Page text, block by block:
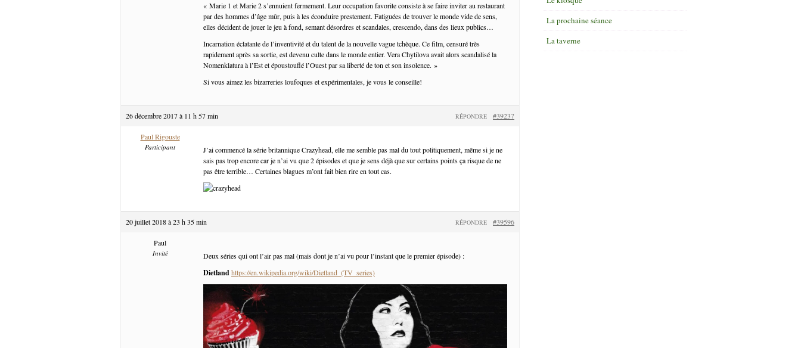
« Marie 1 et Marie 2 s’ennuient fermement. Leur occupation favorite consiste à se faire inviter au restaurant
par des hommes d’âge mûr, puis à les éconduire prestement. Fatiguées de trouver le monde vide de sens,
elles décident de jouer le jeu à fond, semant désordres et scandales, crescendo, dans des lieux publics…
Incarnation éclatante de l’inventivité et du talent de la nouvelle vague tchèque. Ce film, censuré très
rapidement après sa sortie, est devenu culte dans le monde entier. Vera Chytilova avait alors scandalisé la
Nomenklatura à l’Est et époustouflé l’Ouest par sa liberté de ton et son insolence. »
Si vous aimez les bizarreries loufoques et expérimentales, je vous le conseille!
26 décembre 2017 à 11 h 57 min #39237
RÉPONDRE
Paul Rigouste
Participant
J’ai commencé la série britannique Crazyhead, elle me semble pas mal du tout politiquement, même si je ne
sais pas trop encore car je n’ai vu que 2 épisodes et que je sens déjà que sur certains points ça risque de ne
pas être terrible… Certaines blagues m’ont fait bien rire en tout cas.
20 juillet 2018 à 23 h 35 min #39596
RÉPONDRE
Paul
Invité Deux séries qui ont l’air pas mal (mais dont je n’ai vu pour l’instant que le premier épisode) :
Dietlandhttps://en.wikipedia.org/wiki/Dietland_(TV_series)
La prochaine séance
La taverne